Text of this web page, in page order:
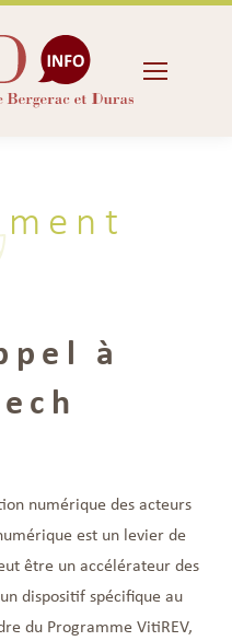
à
numérique des acteurs
est un levier de
être un accélérateur des
dispositif spécifique au
du Programme VitiREV,